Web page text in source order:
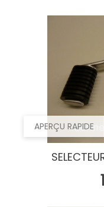
APERÇU RAPIDE